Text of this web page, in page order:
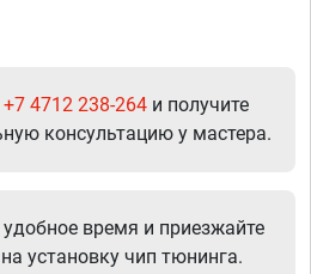
+7 4712 238-264 и получите
консультацию у мастера.
время и приезжайте
установку чип тюнинга.